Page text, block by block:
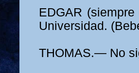
EDGAR
Universidad.
THOMAS.— No